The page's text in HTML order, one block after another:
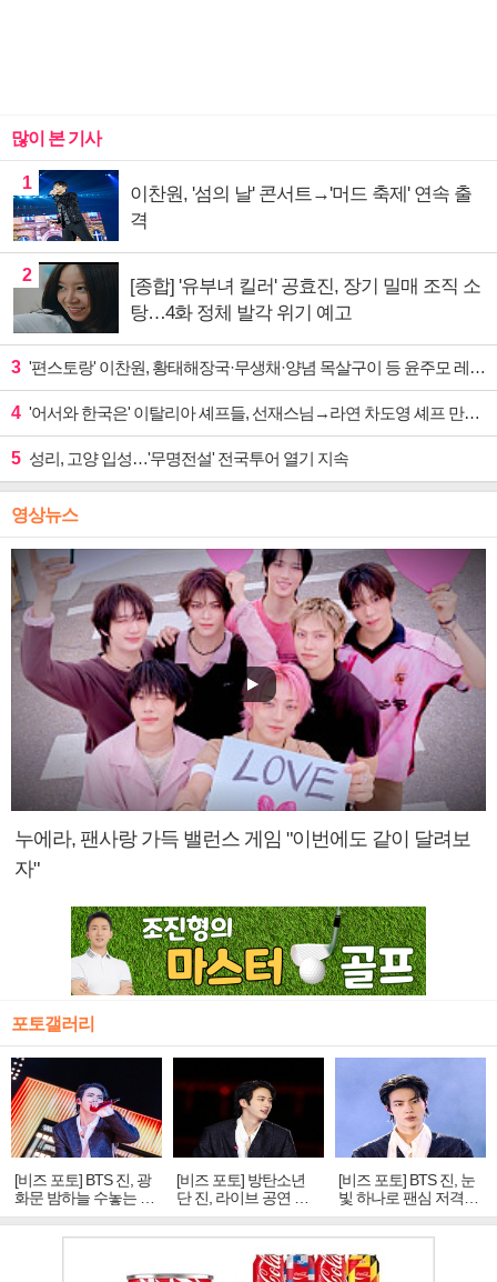
많이 본 기사
1
이찬원, '섬의 날' 콘서트→'머드 축제' 연속 출
격
2
[종합] '유부녀 킬러' 공효진, 장기 밀매 조직 소
탕…4화 정체 발각 위기 예고
3 '편스토랑' 이찬원, 황태해장국·무생채·양념 목살구이 등 윤주모 레시피 섭렵
4 '어서와 한국은' 이탈리아 셰프들, 선재스님→라연 차도영 셰프 만난다
5 성리, 고양 입성…'무명전설' 전국투어 열기 지속
영상뉴스
누에라, 팬사랑 가득 밸런스 게임 "이번에도 같이 달려보
자"
포토갤러리
[비즈 포토] BTS 진, 광
화문 밤하늘 수놓는 '비
주얼 킹'의 열창
[비즈 포토] 방탄소년
단 진, 라이브 공연 중
빛나는 독보적 아우라
[비즈 포토] BTS 진, 눈
빛 하나로 팬심 저격…
독보적 카리스마